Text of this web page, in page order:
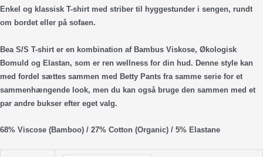
Enkel og klassisk T-shirt med striber til hyggestunder i sengen, rundt
om bordet eller på sofaen.
Bea S/S T-shirt er en kombination af Bambus Viskose, Økologisk
Bomuld og Elastan, som er ren wellness for din hud. Denne style kan
med fordel sættes sammen med Betty Pants fra samme serie for et
sammenhængende look, men du kan også bruge den sammen med et
par andre bukser efter eget valg.
68% Viscose (Bamboo) / 27% Cotton (Organic) / 5% Elastane